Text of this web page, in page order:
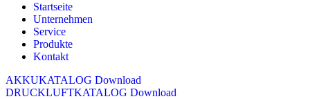
Startseite
Unternehmen
Service
Produkte
Kontakt
AKKUKATALOG Download
DRUCKLUFTKATALOG Download